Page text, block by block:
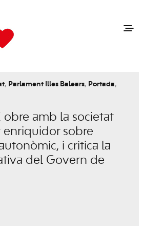
, Parlament Illes Balears, Portada,
obre amb la societat
sobre
i critica la
del Govern de